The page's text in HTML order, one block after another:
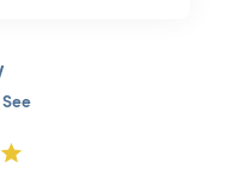
See